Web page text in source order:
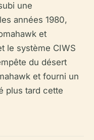
une
années 1980,
et
le système CIWS
du désert
et fourni un
plus tard cette